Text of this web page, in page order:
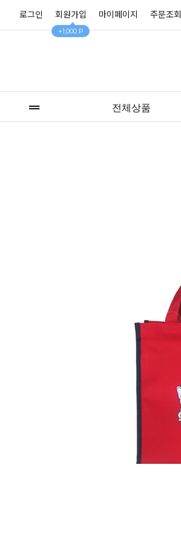
로그인 회원가입
+1,000 P
마이페이지 주문조회
전체상품